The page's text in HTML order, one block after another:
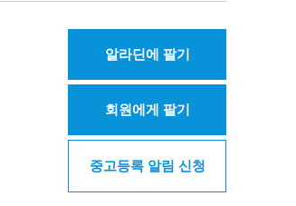
알라딘에 팔기
회원에게 팔기
중고등록 알림 신청